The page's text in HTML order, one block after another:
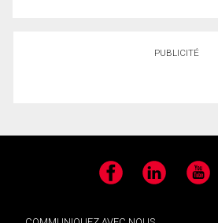
PUBLICITÉ
Facebook LinkedIn YouTube